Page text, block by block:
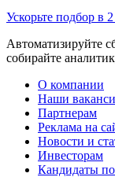
Ускорьте подбор в
Автоматизируйте
собирайте
О компании
Наши
Партнерам
Реклама на
Новости и
Инвесторам
Кандидаты